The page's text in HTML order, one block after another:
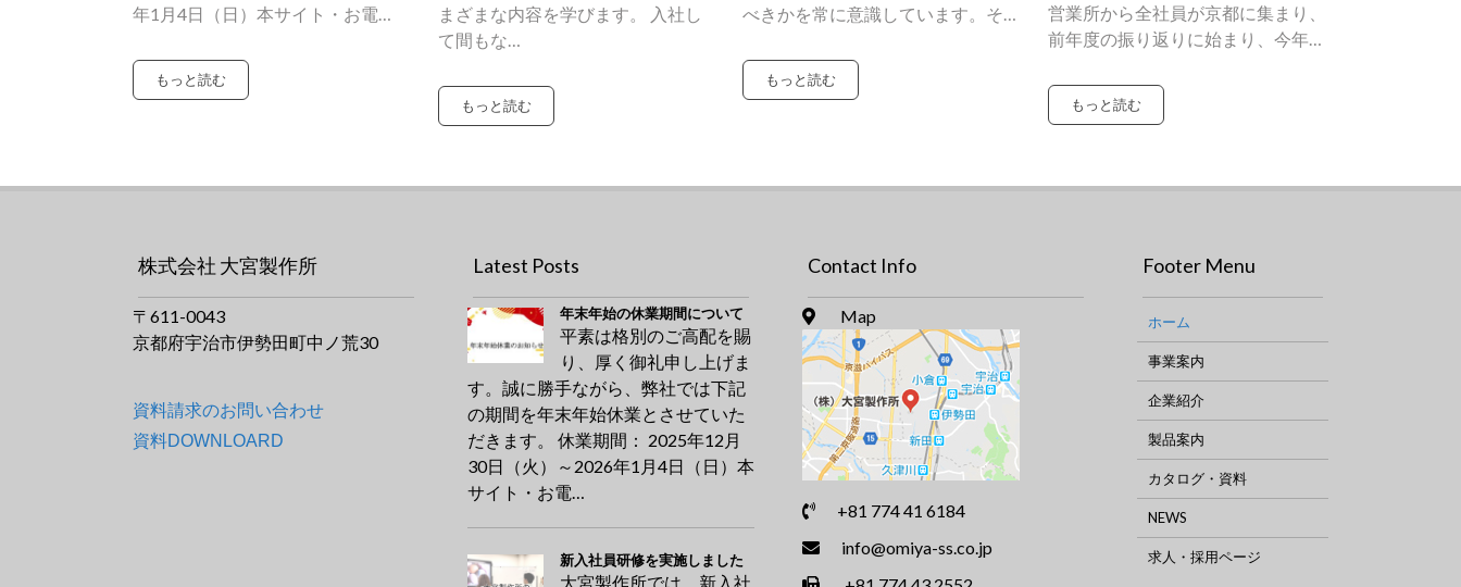
年1月4日（日）本サイト・お電…
もっと読む
まざまな内容を学びます。 入社し
て間もな…
もっと読む
べきかを常に意識しています。そ…
もっと読む
営業所から全社員が京都に集まり、
前年度の振り返りに始まり、今年…
もっと読む
株式会社 大宮製作所
〒611-0043
京都府宇治市伊勢田町中ノ荒30
資料請求のお問い合わせ
資料DOWNLOARD
Latest Posts
年末年始の休業期間について
平素は格別のご高配を賜
り、厚く御礼申し上げま
す。誠に勝手ながら、弊社では下記
の期間を年末年始休業とさせていた
だきます。 休業期間： 2025年12月
30日（火）～2026年1月4日（日）本
サイト・お電…
新入社員研修を実施しました
大宮製作所では、新入社
Contact Info
Map
+81 774 41 6184
info@omiya-ss.co.jp
Footer Menu
ホーム
事業案内
企業紹介
製品案内
カタログ・資料
NEWS
求人・採用ページ